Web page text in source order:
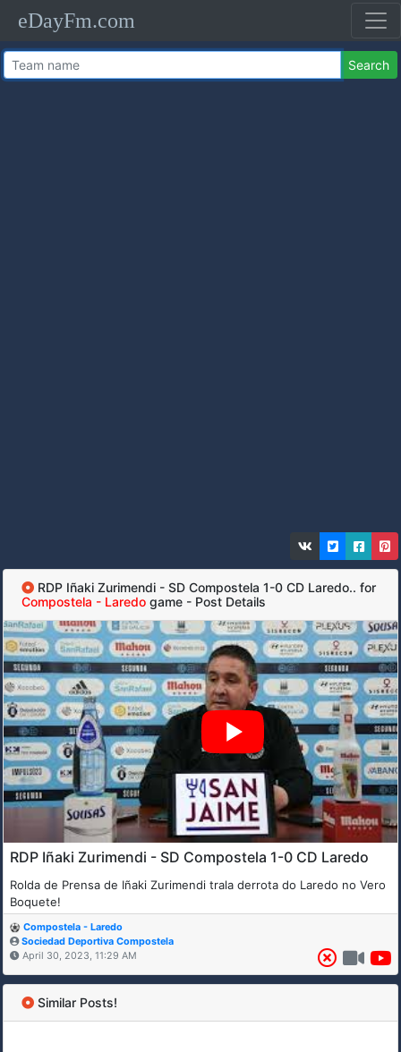
eDayFm.com
Search
RDP Iñaki Zurimendi - SD Compostela 1-0 CD Laredo.. for
Compostela - Laredo game - Post Details
RDP Iñaki Zurimendi - SD Compostela 1-0 CD Laredo
Rolda de Prensa de Iñaki Zurimendi trala derrota do Laredo no Vero
Boquete!
Compostela - Laredo
Sociedad Deportiva Compostela
April 30, 2023, 11:29 AM
Similar Posts!